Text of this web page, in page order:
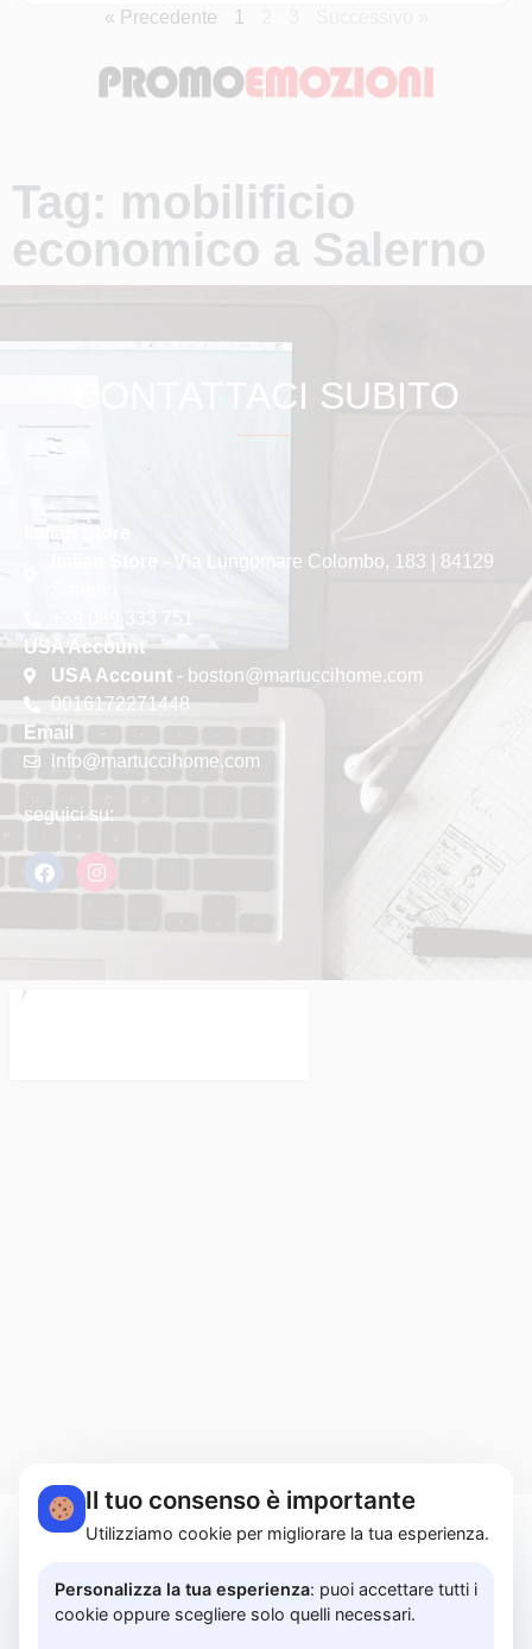
« Precedente 1
Tag: mobilificio
economico a Salerno
CONTATTACI SUBITO
Italian Store
- Via Lungomare Colombo, 183 | 84129
USA Account
USA Account- boston@martuccihome.com
0016172271448
Email
info@martuccihome.com
seguici su:
183A - 84129 Salerno | P.I. 05614850658 |
Il tuo consenso è importante
Utilizziamo cookie per migliorare la tua esperienza.
Personalizza la tua esperienza: puoi accettare tutti i
cookie oppure scegliere solo quelli necessari.